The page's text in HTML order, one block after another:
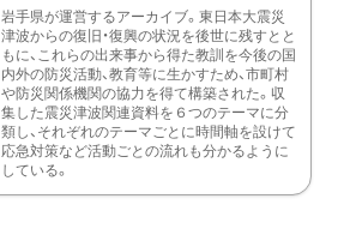
岩手県が運営するアーカイブ。東日本大震災
津波からの復旧・復興の状況を後世に残すとと
もに、これらの出来事から得た教訓を今後の国
内外の防災活動、教育等に生かすため、市町村
や防災関係機関の協力を得て構築された。収
集した震災津波関連資料を６つのテーマに分
類し、それぞれのテーマごとに時間軸を設けて
応急対策など活動ごとの流れも分かるように
している。